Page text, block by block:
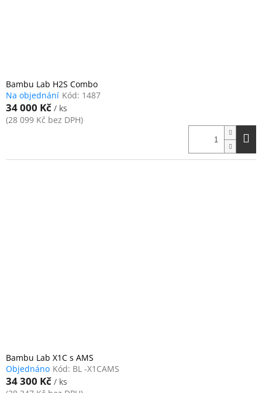
Bambu Lab H2S Combo
Na objednání Kód: 1487
34 000 Kč / ks
(28 099 Kč bez DPH)
Bambu Lab X1C s AMS
Objednáno Kód: BL -X1CAMS
34 300 Kč / ks